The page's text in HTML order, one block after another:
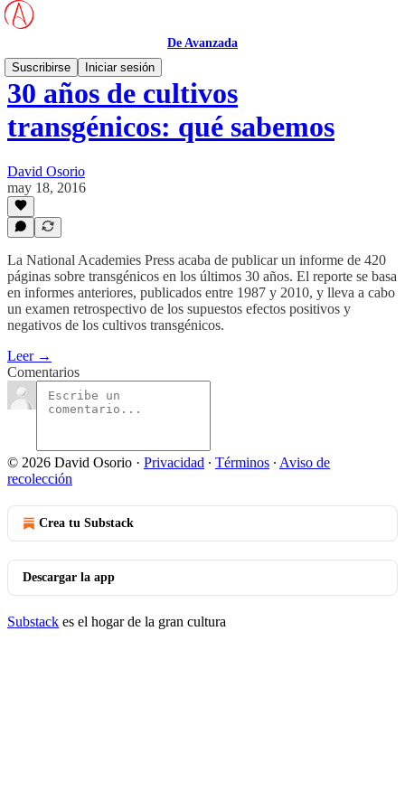
De Avanzada
Suscribirse
Iniciar sesión
30 años de cultivos
transgénicos: qué sabemos
David Osorio
may 18, 2016
La National Academies Press acaba de publicar un informe de 420
páginas sobre transgénicos en los últimos 30 años. El reporte se basa
en informes anteriores, publicados entre 1987 y 2010, y lleva a cabo
un examen retrospectivo de los supuestos efectos positivos y
negativos de los cultivos transgénicos.
Leer →
Comentarios
© 2026 David Osorio · Privacidad ∙ Términos ∙ Aviso de
recolección
Crea tu Substack
Descargar la app
Substack es el hogar de la gran cultura